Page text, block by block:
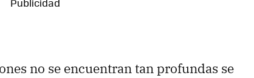
no se encuentran tan profundas se